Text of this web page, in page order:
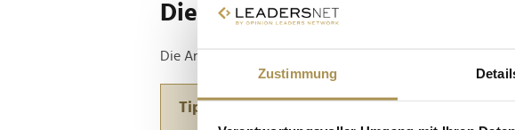
Zustimmung
Die ganze Website durchsuchen
Die Anfrage ergab 1 Treffer.
Tipp